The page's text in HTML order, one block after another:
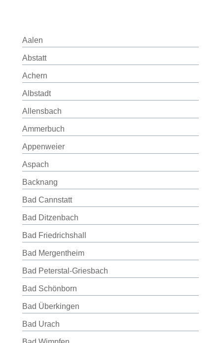
Aalen
Abstatt
Achern
Albstadt
Allensbach
Ammerbuch
Appenweier
Aspach
Backnang
Bad Cannstatt
Bad Ditzenbach
Bad Friedrichshall
Bad Mergentheim
Bad Peterstal-Griesbach
Bad Schönborn
Bad Überkingen
Bad Urach